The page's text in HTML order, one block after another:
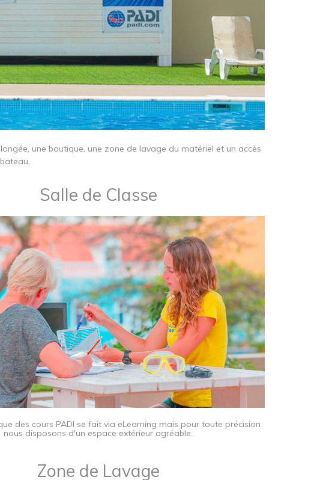
une boutique, une zone de lavage du matériel et un accès
Salle de Classe​
des cours PADI se fait via eLearning mais pour toute précision
nous disposons d'un espace extérieur agréable.
Zone de Lavage​